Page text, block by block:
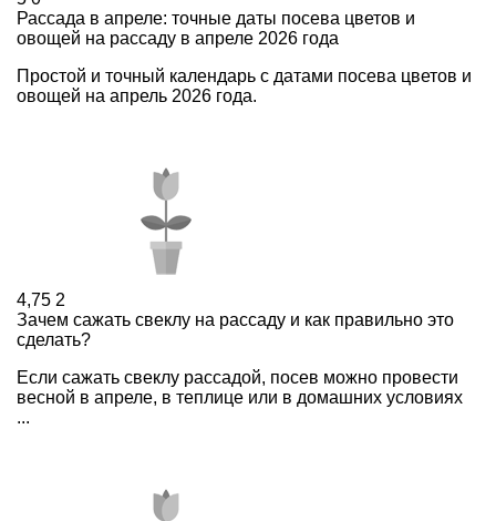
Рассада в апреле: точные даты посева цветов и
овощей на рассаду в апреле 2026 года
Простой и точный календарь с датами посева цветов и
овощей на апрель 2026 года.
4,75 2
Зачем сажать свеклу на рассаду и как правильно это
сделать?
Если сажать свеклу рассадой, посев можно провести
весной в апреле, в теплице или в домашних условиях
...